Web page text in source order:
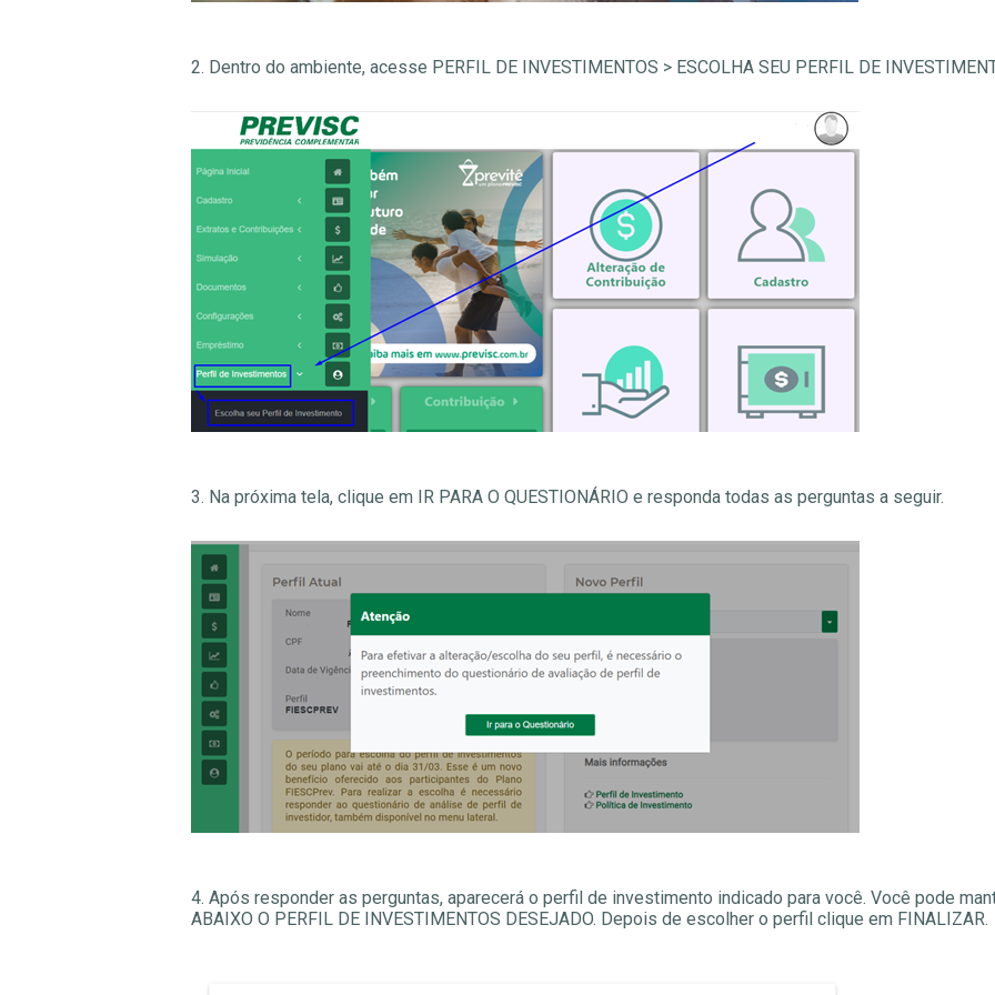
2. Dentro do ambiente, acesse PERFIL DE INVESTIMENTOS > ESCOLHA SEU PERFIL DE
3. Na próxima tela, clique em IR PARA O QUESTIONÁRIO e responda todas as perguntas a seguir.
4. Após responder as perguntas, aparecerá o perfil de investimento indicado para você. Você pode
ABAIXO O PERFIL DE INVESTIMENTOS DESEJADO. Depois de escolher o perfil clique em FINALIZAR.